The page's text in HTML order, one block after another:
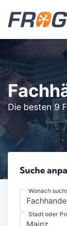
Die besten 9
Suche
Wonach
Stadt oder